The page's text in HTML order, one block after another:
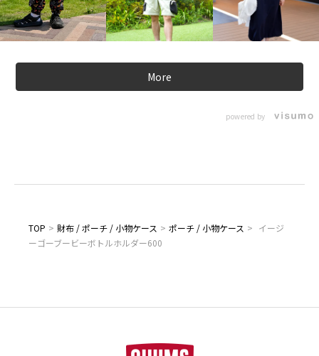
More
powered by
TOP > 財布 / ポーチ / 小物ケース > ポーチ / 小物ケース > イージ
ーゴーブービーボトルホルダー600